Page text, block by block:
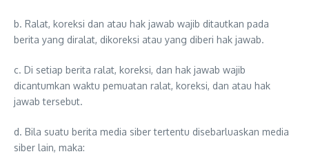
b. Ralat, koreksi dan atau hak jawab wajib ditautkan pada
berita yang diralat, dikoreksi atau yang diberi hak jawab.
c. Di setiap berita ralat, koreksi, dan hak jawab wajib
dicantumkan waktu pemuatan ralat, koreksi, dan atau hak
jawab tersebut.
d. Bila suatu berita media siber tertentu disebarluaskan media
siber lain, maka: